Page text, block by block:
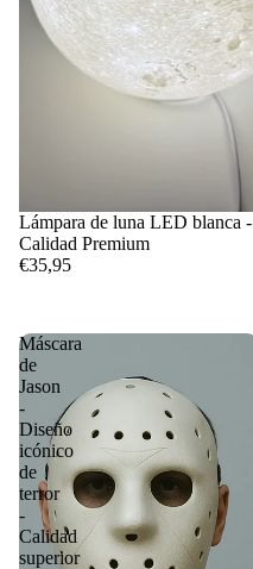
Lámpara de luna LED blanca -
Calidad Premium
€35,95
Máscara
de
Jason
-
Diseño
icónico
de
terror
-
Calidad
superior